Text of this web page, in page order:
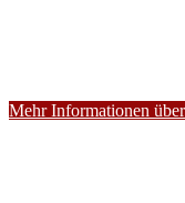
Mehr Informationen